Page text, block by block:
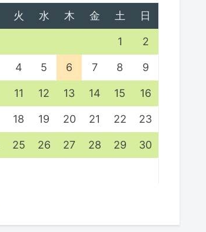
火 水 木 金 土 日
1 2
4 5 6 7 8 9
11 12 13 14 15 16
18 19 20 21 22 23
25 26 27 28 29 30